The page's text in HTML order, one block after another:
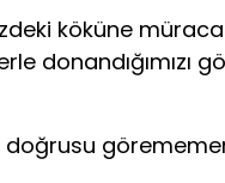
köküne
donandığımızı